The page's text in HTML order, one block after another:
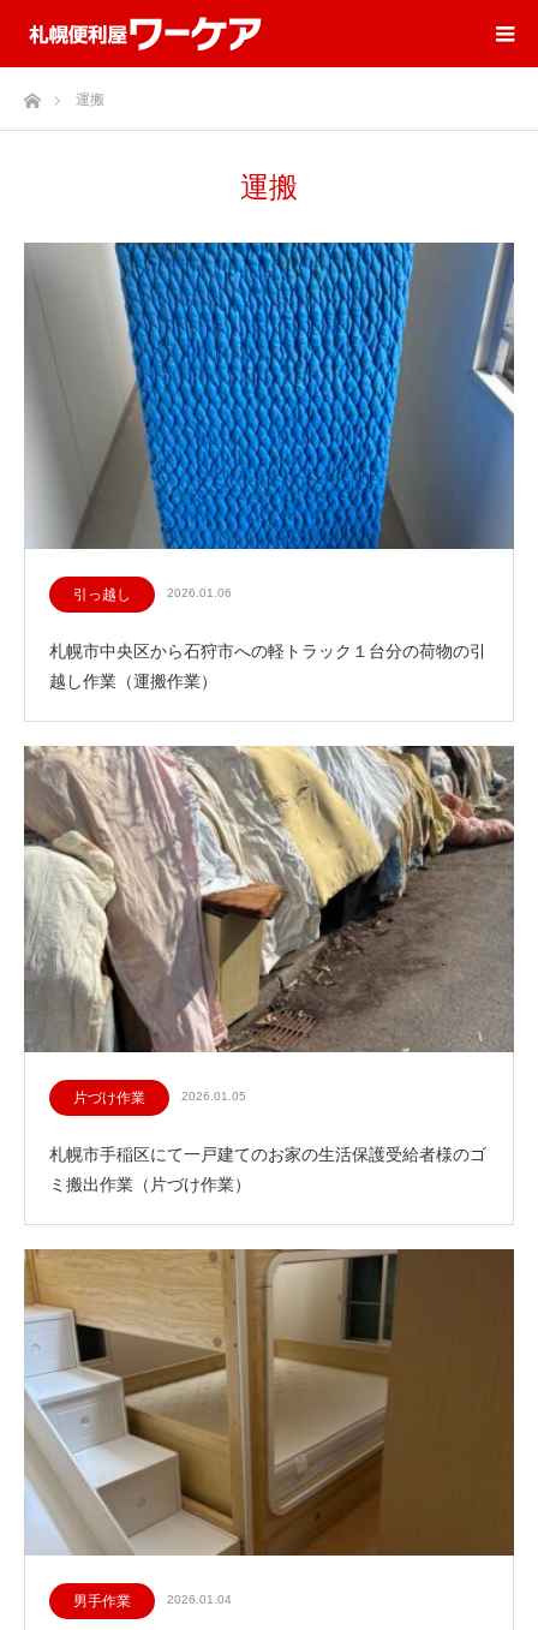
ホーム運搬
運搬
引っ越し 2026.01.06
札幌市中央区から石狩市への軽トラック１台分の荷物の引
越し作業（運搬作業）
片づけ作業 2026.01.05
札幌市手稲区にて一戸建てのお家の生活保護受給者様のゴ
ミ搬出作業（片づけ作業）
男手作業 2026.01.04